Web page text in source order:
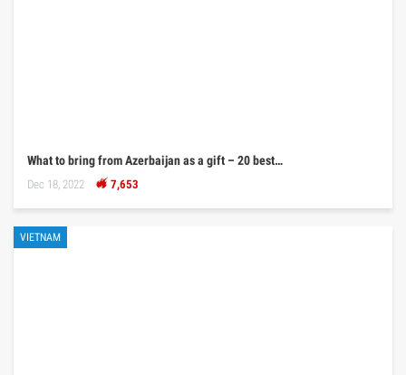
What to bring from Azerbaijan as a gift – 20 best…
Dec 18, 2022 7,653
VIETNAM